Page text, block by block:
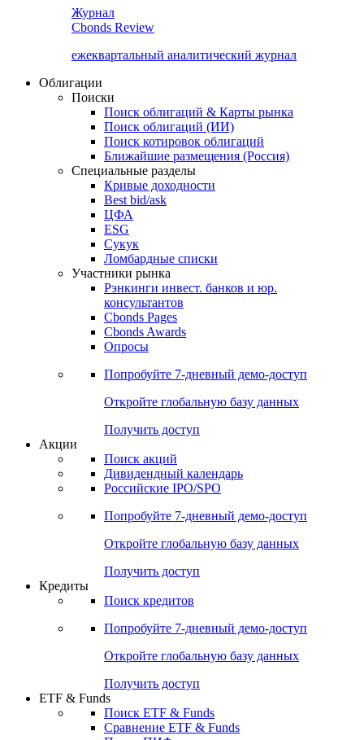
Cbonds Review
ежеквартальный аналитический журнал
Облигации
Поиски
Поиск облигаций & Карты рынка
Поиск облигаций (ИИ)
Поиск котировок облигаций
Ближайшие размещения (Россия)
Специальные разделы
Кривые доходности
Best bid/ask
ЦФА
ESG
Сукук
Ломбардные списки
Участники рынка
Рэнкинги инвест. банков и юр.
Cbonds Pages
Опросы
Попробуйте7-дневный
Откройте глобальную базу данных
Получить доступ
Поиск акций
Российские IPO/SPO
Попробуйте7-дневный
Откройте глобальную базу данных
Получить доступ
Поиск кредитов
Попробуйте7-дневный
Откройте глобальную базу данных